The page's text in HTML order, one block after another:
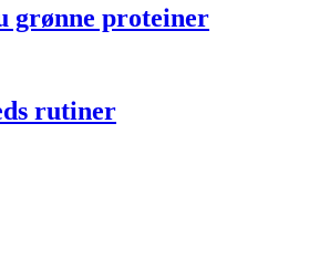
grønne proteiner
rutiner